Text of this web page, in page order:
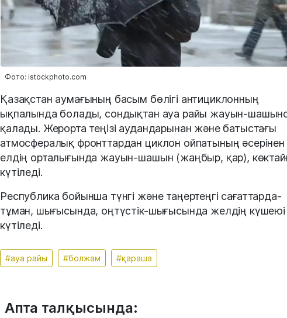
Фото: istockphoto.com
Қазақстан аумағының басым бөлігі антициклонның
ықпалында болады, сондықтан ауа райы жауын-
қалады. Жерорта теңізі аудандарынан және батыстағы
атмосфералық фронттардан циклон ойпатының әсерінен
елдің орталығында жауын-шашын (жаңбыр, қар),
күтіледі.
Республика бойынша түнгі және таңертеңгі сағаттарда-
тұман, шығысында, оңтүстік-шығысында желдің күшеюі
күтіледі.
#ауа райы #болжам #қараша
Апта талқысында: